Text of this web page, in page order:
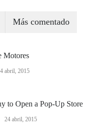
Más comentado
Motores
abril, 2015
to Open a Pop-Up Store
24 abril, 2015